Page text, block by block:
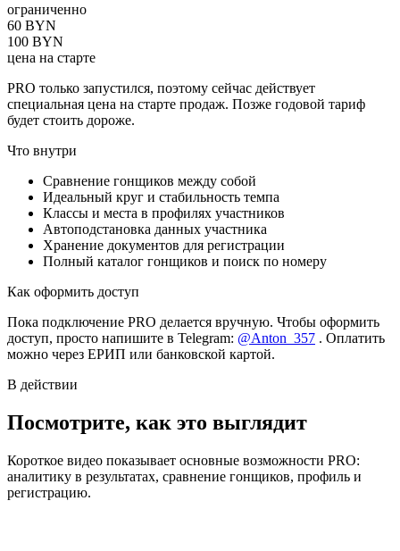
ограниченно
60 BYN
100 BYN
цена на старте
PRO только запустился, поэтому сейчас действует
специальная цена на старте продаж. Позже годовой тариф
будет стоить дороже.
Что внутри
Сравнение гонщиков между собой
Идеальный круг и стабильность темпа
Классы и места в профилях участников
Автоподстановка данных участника
Хранение документов для регистрации
Полный каталог гонщиков и поиск по номеру
Как оформить доступ
Пока подключение PRO делается вручную. Чтобы оформить
доступ, просто напишите в Telegram: @Anton_357 . Оплатить
можно через ЕРИП или банковской картой.
В действии
Посмотрите, как это выглядит
Короткое видео показывает основные возможности PRO:
аналитику в результатах, сравнение гонщиков, профиль и
регистрацию.